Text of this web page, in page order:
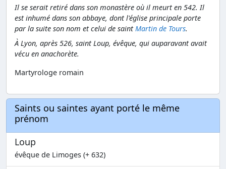
Il se serait retiré dans son monastère où il meurt en 542. Il
est inhumé dans son abbaye, dont l'église principale porte
par la suite son nom et celui de saintMartin de Tours.
À Lyon, après 526, saint Loup, évêque, qui auparavant avait
vécu en anachorète.
Martyrologe romain
Saints ou saintes ayant porté le même
prénom
Loup
évêque de Limoges (+ 632)